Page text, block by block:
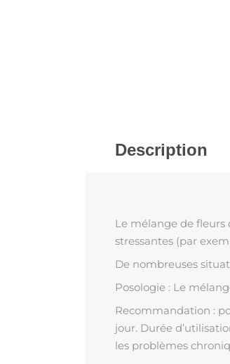
Description
Le mélange de
stressantes (par
De nombreuses
Posologie : Le
Recommandation :
jour. Durée
les problèmes